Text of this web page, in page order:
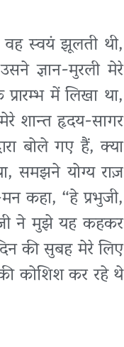
स्वयं झूलती थी,
ज्ञान-मुरली मेरे
में लिखा था,
शान्त हृदय-सागर
बोले गए हैं, क्या
समझने योग्य राज़
कहा, “हे प्रभुजी,
ने मुझे यह कहकर
की सुबह मेरे लिए
कोशिश कर रहे थे